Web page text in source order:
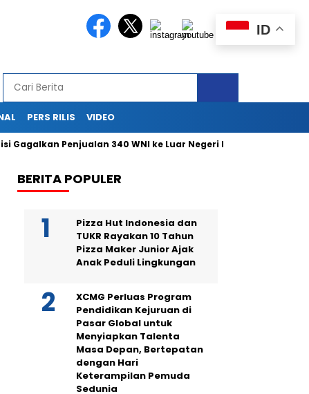
PERS RILIS VIDEO
Penjualan 340 WNI ke Luar Negeri Lewat Bandara Soetta
BERITA POPULER
Pizza Hut Indonesia dan
TUKR Rayakan 10 Tahun
Pizza Maker Junior Ajak
Anak Peduli Lingkungan
XCMG Perluas Program
Pendidikan Kejuruan di
Pasar Global untuk
Menyiapkan Talenta
Masa Depan, Bertepatan
dengan Hari
Keterampilan Pemuda
Sedunia
ID